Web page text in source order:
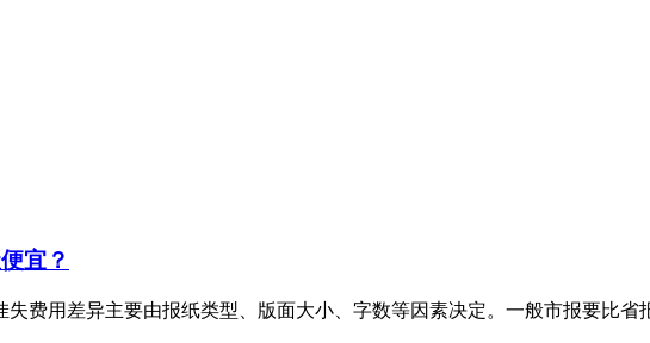
宜？
费用差异主要由报纸类型、版面大小、字数等因素决定。一般市报要比